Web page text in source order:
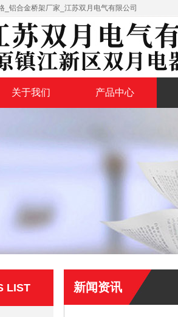
_铝合金桥架厂家_江苏双月电气有限公司
关于我们 产品中心
LIST 新闻资讯